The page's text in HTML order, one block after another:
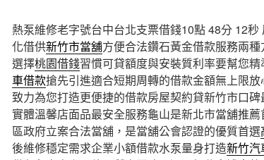
熱泵維修老字號台中台北支票借錢10點 48分 12秒
化借供新竹市當舖方便合法鑽石黃金借款服務兩
選擇桃園借錢習慣可貸額度與安裝質利率要幫您
車借款搶先引進適合短期周轉的借款金額無上限
致力為您打造更便捷的借款房屋契約貸新竹市口
實體溫馨店面品最安全服務龜山是新北市當舖推薦
區政府立案合法當舖，是當舖公會認證的優質首選
後維修穩定需求企業小額借款水泵量身打造新竹汽